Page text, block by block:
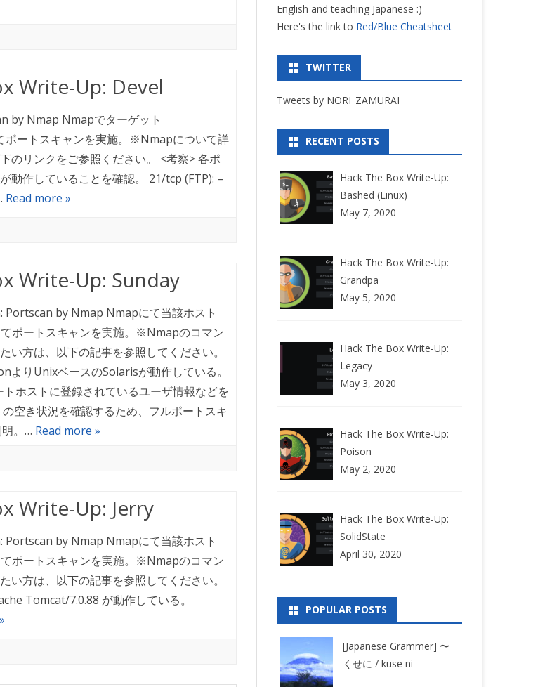
Write-Up: Devel
by Nmap Nmapでターゲット
ポートスキャンを実施。※Nmapについて詳
のリンクをご参照ください。 <考察> 各ポ
動作していることを確認。 21/tcp (FTP): –
Read more »
Write-Up: Sunday
Portscan by Nmap Nmapにて当該ホスト
てポートスキャンを実施。※Nmapのコマン
い方は、以下の記事を参照してください。
りUnixベースのSolarisが動作している。
ホストに登録されているユーザ情報などを
空き状況を確認するため、フルポートスキ
。… Read more »
Write-Up: Jerry
Portscan by Nmap Nmapにて当該ホスト
てポートスキャンを実施。※Nmapのコマン
い方は、以下の記事を参照してください。
Tomcat/7.0.88 が動作している。
English and teaching Japanese :)
Here's the link to Red/Blue Cheatsheet
TWITTER
Tweets by NORI_ZAMURAI
RECENT POSTS
Hack The Box Write-Up:
Bashed (Linux)
May 7, 2020
Hack The Box Write-Up:
Grandpa
May 5, 2020
Hack The Box Write-Up:
Legacy
May 3, 2020
Hack The Box Write-Up:
Poison
May 2, 2020
Hack The Box Write-Up:
SolidState
April 30, 2020
POPULAR POSTS
[Japanese Grammer] 〜
くせに / kuse ni